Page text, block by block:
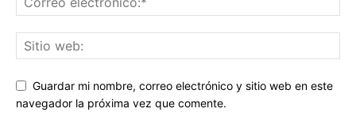
Guardar mi nombre, correo electrónico y sitio web en este
navegador la próxima vez que comente.